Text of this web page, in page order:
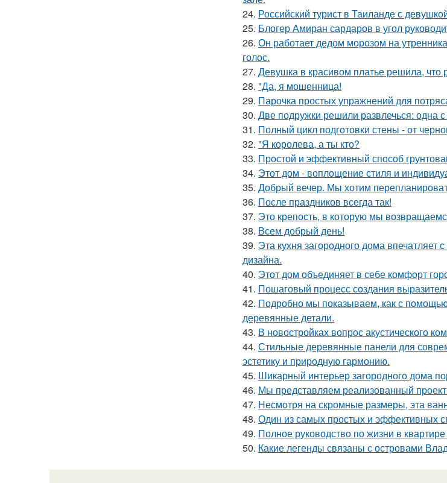
24. Российский турист в Таиланде с
25. Блогер Амиран сардаров в угол
26. Он работает дедом морозом на
голос.
27. Девушка в красивом платье решила,
28. "Да, я мошенница!
29. Парочка простых упражнений для
30. Две подружки решили развлечься: одна
31. Полный цикл подготовки стены - от
32. "Я королева, а ты кто?
33. Простой и эффективный способ
34. Этот дом - воплощение стиля и
35. Добрый вечер. Мы хотим
36. После праздников всегда так!
37. Это крепость, в которую мы
38. Всем добрый день!
39. Эта кухня загородного дома впечатляет
дизайна.
40. Этот дом объединяет в себе комфорт
41. Пошаговый процесс создания
42. Подробно мы показываем, как с
деревянные детали.
43. В новостройках вопрос акустического
44. Стильные деревянные панели для
эстетику и природную гармонию.
45. Шикарный интерьер загородного дома
46. Мы представляем реализованный
47. Несмотря на скромные размеры, эта
48. Один из самых простых и эффективных
49. Полное руководство по жизни в
50. Какие легенды связаны с островами